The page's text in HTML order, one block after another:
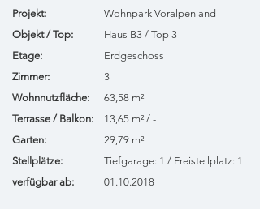
Projekt:
​Objekt / Top:
Etage:
Zimmer:
Wohnnutzfläche:
Terrasse / Balkon:
Garten:
Stellplätze:
verfügbar ab:
Wohnpark Voralpenland
Haus B3 / Top 3
Erdgeschoss
3
63,58 m²
13,65 m² / -
29,79 m²
Tiefgarage: 1 / Freistellplatz: 1
01.10.2018